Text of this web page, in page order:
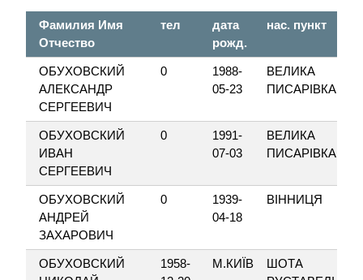
Фамилия Имя
Отчество
тел
дата
рожд.
нас. пункт
ОБУХОВСКИЙ
АЛЕКСАНДР
СЕРГЕЕВИЧ
0
1988-
05-23
ВЕЛИКА
ПИСАРІВКА
ОБУХОВСКИЙ
ИВАН
СЕРГЕЕВИЧ
0
1991-
07-03
ВЕЛИКА
ПИСАРІВКА
ОБУХОВСКИЙ
АНДРЕЙ
ЗАХАРОВИЧ
0
1939-
04-18
ВІННИЦЯ
ОБУХОВСКИЙ
1958-
М.КИЇВ
ШОТА